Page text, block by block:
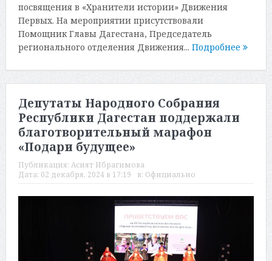
посвящения в «Хранители истории» Движения
Первых. На мероприятии присутствовали
Помощник Главы Дагестана, Председатель
регионального отделения Движения... Подробнее
Депутаты Народного Собрания
Республики Дагестан поддержали
благотворительный марафон
«Подари будущее»
Публикация: Асият Ибрагимова
Дата: 02 декабря, 2024 в 17:19 в: Официально